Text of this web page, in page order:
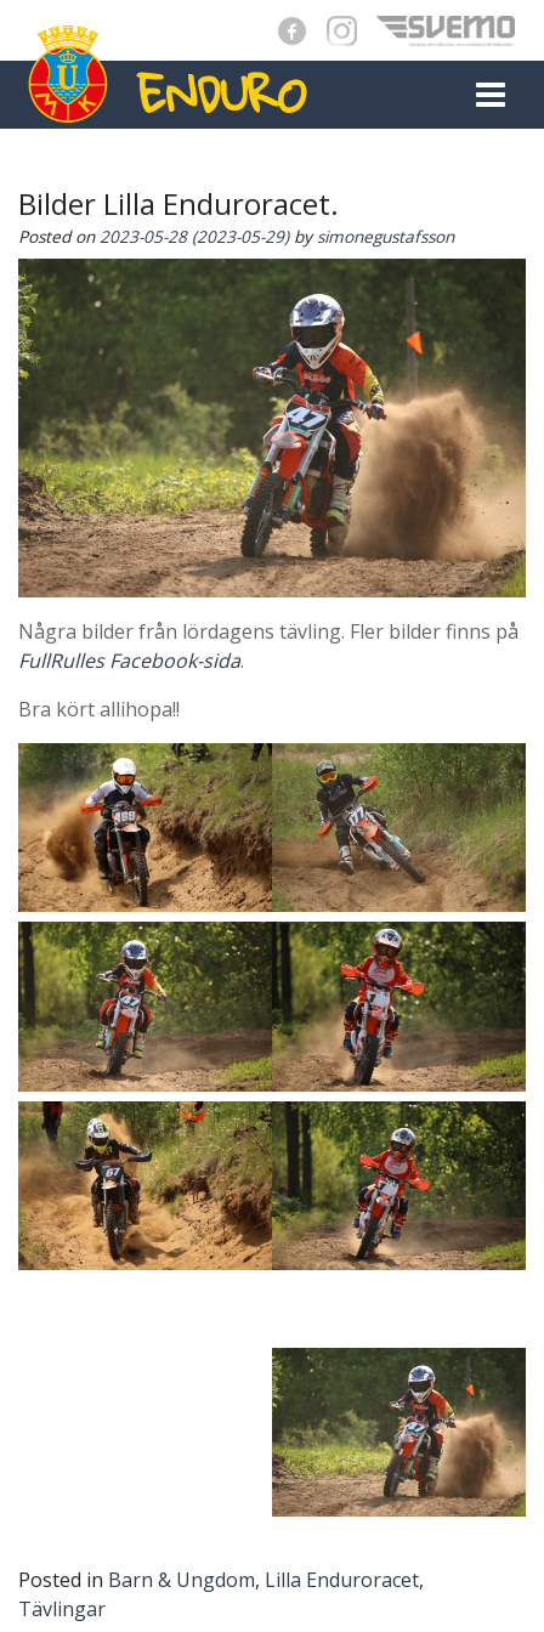
MAIN NAVIGATION
ENDURO
Bilder Lilla Enduroracet.
Posted on2023-05-28(2023-05-29) by simonegustafsson
Några bilder från lördagens tävling. Fler bilder finns på
FullRulles Facebook-sida.
Bra kört allihopa!!
Posted in Barn & Ungdom, Lilla Enduroracet,
Tävlingar